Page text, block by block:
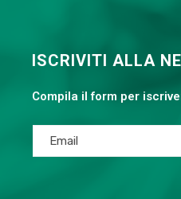
ISCRIVITI ALLA
Compila il form per